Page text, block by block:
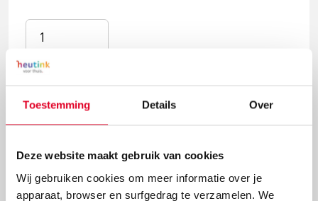
Toestemming Details Over
Deze website maakt gebruik van cookies
Wij gebruiken cookies om meer informatie over je
apparaat, browser en surfgedrag te verzamelen. We
Gratis verzending vanaf € 20 en geen
retourkosten.